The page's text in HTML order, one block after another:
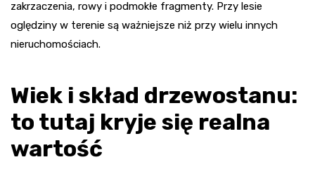
zakrzaczenia, rowy i podmokłe fragmenty. Przy lesie
oględziny w terenie są ważniejsze niż przy wielu innych
nieruchomościach.
Wiek i skład drzewostanu:
to tutaj kryje się realna
wartość